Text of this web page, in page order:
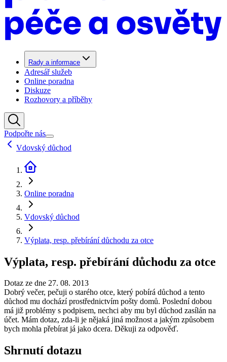
Rady a informace
Adresář služeb
Online poradna
Diskuze
Rozhovory a příběhy
Podpořte nás
Vdovský důchod
Online poradna
Vdovský důchod
Výplata, resp. přebírání důchodu za otce
Výplata, resp. přebírání důchodu za otce
Dotaz ze dne 27. 08. 2013
Dobrý večer, pečuji o starého otce, který pobírá důchod a tento
důchod mu dochází prostřednictvím pošty domů. Poslední dobou
má již problémy s podpisem, nechci aby mu byl důchod zasílán na
účet. Mám dotaz, zda-li je nějaká jiná možnost a jakým způsobem
bych mohla přebírat já jako dcera. Děkuji za odpověď.
Shrnutí dotazu